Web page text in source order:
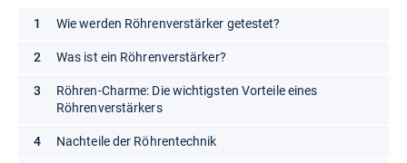
Wie werden Röhrenverstärker getestet?
Was ist ein Röhrenverstärker?
Röhren-Charme: Die wichtigsten Vorteile eines
Röhrenverstärkers
Nachteile der Röhrentechnik